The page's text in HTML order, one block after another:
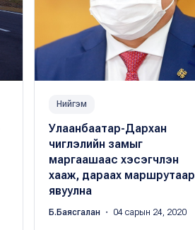
Нийгэм
Улаанбаатар-Дархан
чиглэлийн замыг
маргаашаас хэсэгчлэн
хааж, дараах маршрутаар
явуулна
Б.Баясгалан ・ 04 сарын 24, 2020